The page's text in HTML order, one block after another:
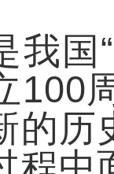
我国
100
的